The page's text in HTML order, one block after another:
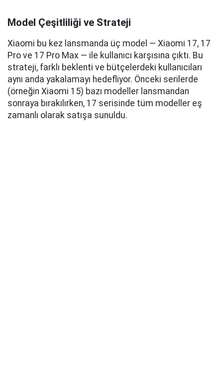
Model Çeşitliliği ve Strateji
Xiaomi bu kez lansmanda üç model — Xiaomi 17, 17
Pro ve 17 Pro Max — ile kullanıcı karşısına çıktı. Bu
strateji, farklı beklenti ve bütçelerdeki kullanıcıları
aynı anda yakalamayı hedefliyor. Önceki serilerde
(örneğin Xiaomi 15) bazı modeller lansmandan
sonraya bırakılırken, 17 serisinde tüm modeller eş
zamanlı olarak satışa sunuldu.